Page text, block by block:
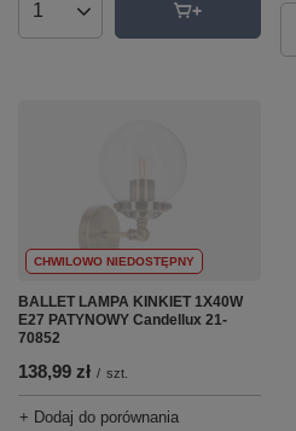
Ilość produktów
CHWILOWO NIEDOSTĘPNY
BALLET LAMPA KINKIET 1X40W
E27 PATYNOWY Candellux 21-
70852
138,99 zł / szt.
+ Dodaj do porównania